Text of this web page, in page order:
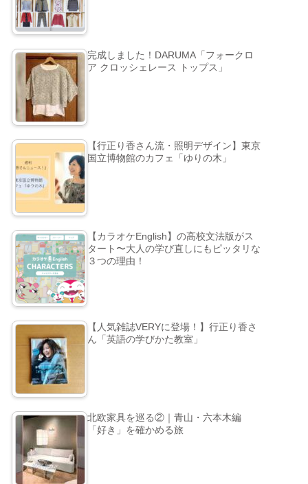
完成しました！DARUMA「フォークロ
ア クロッシェレース トップス」
【行正り香さん流・照明デザイン】東京
国立博物館のカフェ「ゆりの木」
【カラオケEnglish】の高校文法版がス
タート〜大人の学び直しにもピッタリな
３つの理由！
【人気雑誌VERYに登場！】行正り香さ
ん「英語の学びかた教室」
北欧家具を巡る②｜青山・六本木編
「好き」を確かめる旅